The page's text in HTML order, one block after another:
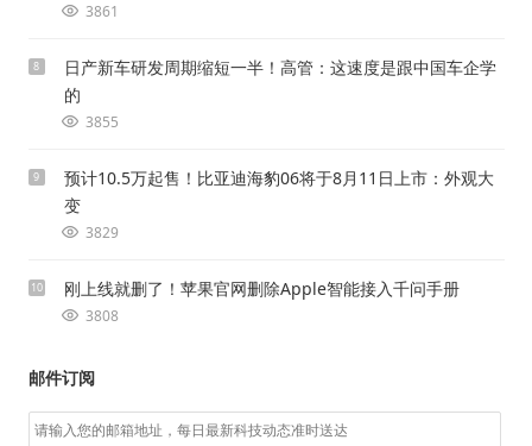
3861
8
日产新车研发周期缩短一半！高管：这速度是跟中国车企学
的
3855
9
预计10.5万起售！比亚迪海豹06将于8月11日上市：外观大
变
3829
10 刚上线就删了！苹果官网删除Apple智能接入千问手册
3808
邮件订阅